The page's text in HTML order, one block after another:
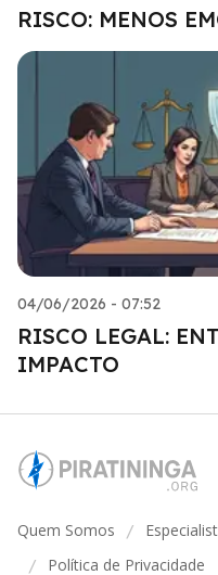
RISCO: MENOS
04/06/2026 - 07:52
RISCO LEGAL:
IMPACTO
Quem Somos /
/ Política de Privacidade